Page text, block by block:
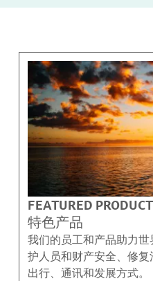
FEATURED
特色产品
我们的员工和产品助力
护人员和财产安全、修
出行、通讯和发展方式。